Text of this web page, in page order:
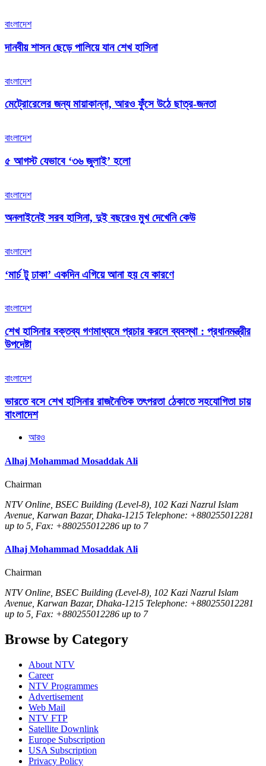
বাংলাদেশ
দানবীয় শাসন ছেড়ে পালিয়ে যান শেখ হাসিনা
বাংলাদেশ
মেট্রোরেলের জন্য মায়াকান্না, আরও ফুঁসে উঠে ছাত্র-জনতা
বাংলাদেশ
৫ আগস্ট যেভাবে ‘৩৬ জুলাই’ হলো
বাংলাদেশ
অনলাইনেই সরব হাসিনা, দুই বছরেও মুখ দেখেনি কেউ
বাংলাদেশ
‘মার্চ টু ঢাকা’ একদিন এগিয়ে আনা হয় যে কারণে
বাংলাদেশ
শেখ হাসিনার বক্তব্য গণমাধ্যমে প্রচার করলে ব্যবস্থা : প্রধানমন্ত্রীর
উপদেষ্টা
বাংলাদেশ
ভারতে বসে শেখ হাসিনার রাজনৈতিক তৎপরতা ঠেকাতে সহযোগিতা চায়
বাংলাদেশ
আরও
Alhaj Mohammad Mosaddak Ali
Chairman
NTV Online, BSEC Building (Level-8), 102 Kazi Nazrul Islam
Avenue, Karwan Bazar, Dhaka-1215 Telephone: +880255012281
up to 5, Fax: +880255012286 up to 7
Alhaj Mohammad Mosaddak Ali
Chairman
NTV Online, BSEC Building (Level-8), 102 Kazi Nazrul Islam
Avenue, Karwan Bazar, Dhaka-1215 Telephone: +880255012281
up to 5, Fax: +880255012286 up to 7
Browse by Category
About NTV
Career
NTV Programmes
Advertisement
Web Mail
NTV FTP
Satellite Downlink
Europe Subscription
USA Subscription
Privacy Policy